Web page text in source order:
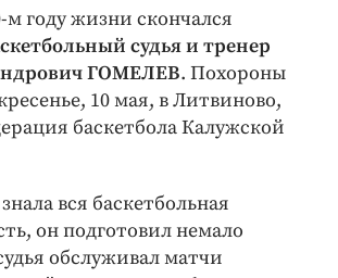
чтиво
года
м году жизни скончался
судья и тренер
ГОМЕЛЕВ. Похороны
10 мая, в Литвиново,
баскетбола Калужской
вся баскетбольная
он подготовил немало
обслуживал матчи